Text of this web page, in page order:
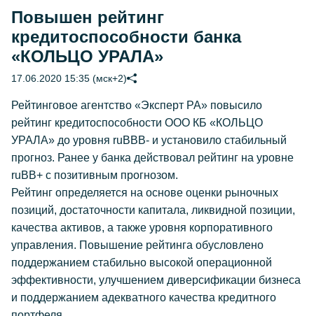
Повышен рейтинг
кредитоспособности банка
«КОЛЬЦО УРАЛА»
17.06.2020 15:35 (мск+2)
Рейтинговое агентство «Эксперт РА» повысило
рейтинг кредитоспособности ООО КБ «КОЛЬЦО
УРАЛА» до уровня ruBBB- и установило стабильный
прогноз. Ранее у банка действовал рейтинг на уровне
ruBВ+ с позитивным прогнозом.
Рейтинг определяется на основе оценки рыночных
позиций, достаточности капитала, ликвидной позиции,
качества активов, а также уровня корпоративного
управления. Повышение рейтинга обусловлено
поддержанием стабильно высокой операционной
эффективности, улучшением диверсификации бизнеса
и поддержанием адекватного качества кредитного